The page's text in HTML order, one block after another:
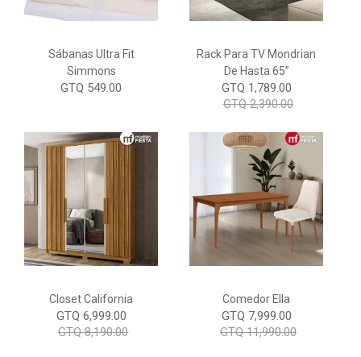
Sábanas Ultra Fit
Simmons
GTQ 549.00
Rack Para TV Mondrian
De Hasta 65”
GTQ 1,789.00
GTQ 2,390.00
Closet California
GTQ 6,999.00
GTQ 8,190.00
Comedor Ella
GTQ 7,999.00
GTQ 11,990.00